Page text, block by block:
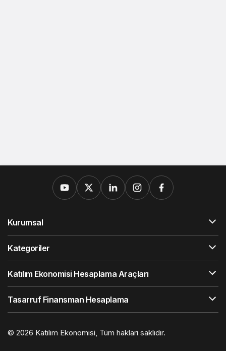
Kurumsal
Kategoriler
Katılım Ekonomisi Hesaplama Araçları
Tasarruf Finansman Hesaplama
© 2026 Katılım Ekonomisi, Tüm hakları saklıdır.